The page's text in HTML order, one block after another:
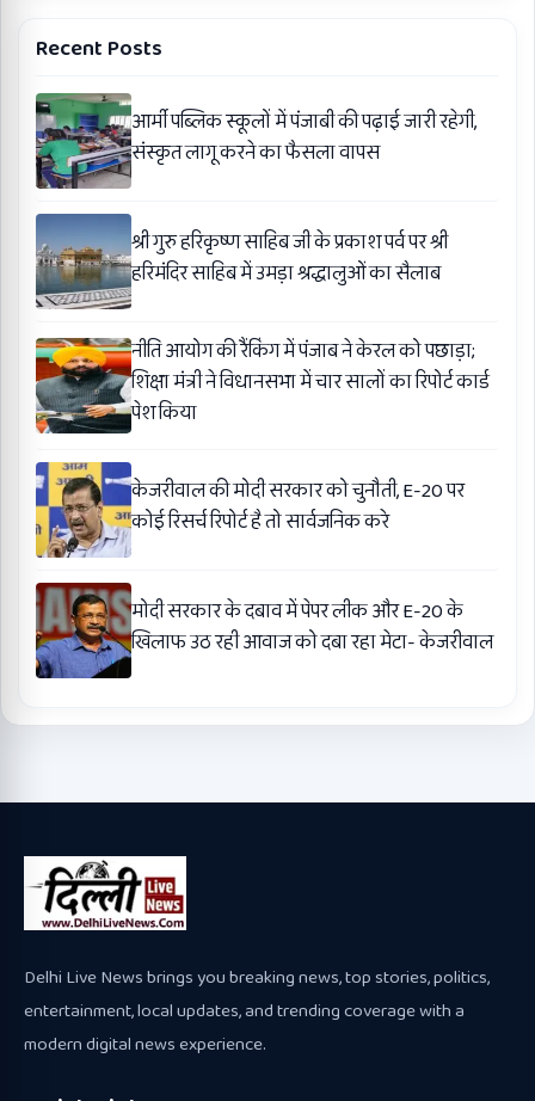
Recent Posts
आर्मी पब्लिक स्कूलों में पंजाबी की पढ़ाई जारी रहेगी,
संस्कृत लागू करने का फैसला वापस
श्री गुरु हरिकृष्ण साहिब जी के प्रकाश पर्व पर श्री
हरिमंदिर साहिब में उमड़ा श्रद्धालुओं का सैलाब
नीति आयोग की रैंकिंग में पंजाब ने केरल को पछाड़ा;
शिक्षा मंत्री ने विधानसभा में चार सालों का रिपोर्ट कार्ड
पेश किया
केजरीवाल की मोदी सरकार को चुनौती, E-20 पर
कोई रिसर्च रिपोर्ट है तो सार्वजनिक करे
मोदी सरकार के दबाव में पेपर लीक और E-20 के
खिलाफ उठ रही आवाज को दबा रहा मेटा- केजरीवाल
Delhi Live News brings you breaking news, top stories, politics,
entertainment, local updates, and trending coverage with a
modern digital news experience.